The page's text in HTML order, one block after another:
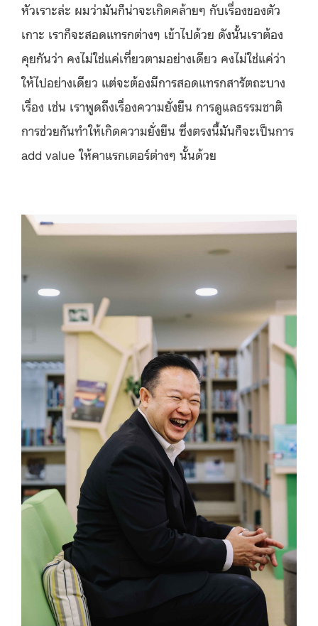
หัวเราะล่ะ ผมว่ามันก็น่าจะเกิดคล้ายๆ กับเรื่องของตัว
เกาะ เราก็จะสอดแทรกต่างๆ เข้าไปด้วย ดังนั้นเราต้อง
คุยกันว่า คงไม่ใช่แค่เที่ยวตามอย่างเดียว คงไม่ใช่แค่ว่า
ให้ไปอย่างเดียว แต่จะต้องมีการสอดแทรกสารัตถะบาง
เรื่อง เช่น เราพูดถึงเรื่องความยั่งยืน การดูแลธรรมชาติ
การช่วยกันทำให้เกิดความยั่งยืน ซึ่งตรงนี้มันก็จะเป็นการ
add value ให้คาแรกเตอร์ต่างๆ นั้นด้วย